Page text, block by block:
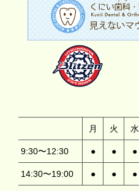
月 火 水
9:30〜12:30 ● ● ●
14:30〜19:00 ● ● ●